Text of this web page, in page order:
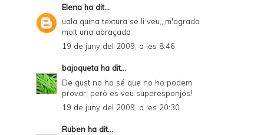
Elena ha dit...
uala quina textura se li veu,,,m'agrada
molt una abraçada
19 de juny del 2009, a les 8:46
bajoqueta ha dit...
De gust no ho sé que no ho podem
provar, però es veu superesponjós!
19 de juny del 2009, a les 20:30
Ruben ha dit...